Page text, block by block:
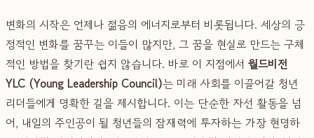
변화의 시작은 언제나 젊음의 에너지로부터 비롯됩니다. 세상의 긍
정적인 변화를 꿈꾸는 이들이 많지만, 그 꿈을 현실로 만드는 구체
적인 방법을 찾기란 쉽지 않습니다. 바로 이 지점에서 월드비전
YLC (Young Leadership Council)는 미래 사회를 이끌어갈 청년
리더들에게 명확한 길을 제시합니다. 이는 단순한 자선 활동을 넘
어, 내일의 주인공이 될 청년들의 잠재력에 투자하는 가장 현명하